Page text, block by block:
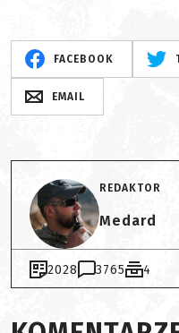
FACEBOOK
EMAIL
REDAKTOR
Medard
2028 3765 4